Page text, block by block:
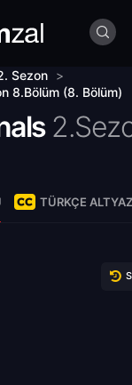
Sezon >
8.Bölüm (8. Bölüm)
TÜRKÇE